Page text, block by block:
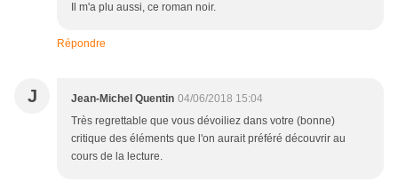
Il m'a plu aussi, ce roman noir.
Répondre
J Jean-Michel Quentin 04/06/2018 15:04
Très regrettable que vous dévoiliez dans votre (bonne)
critique des éléments que l'on aurait préféré découvrir au
cours de la lecture.